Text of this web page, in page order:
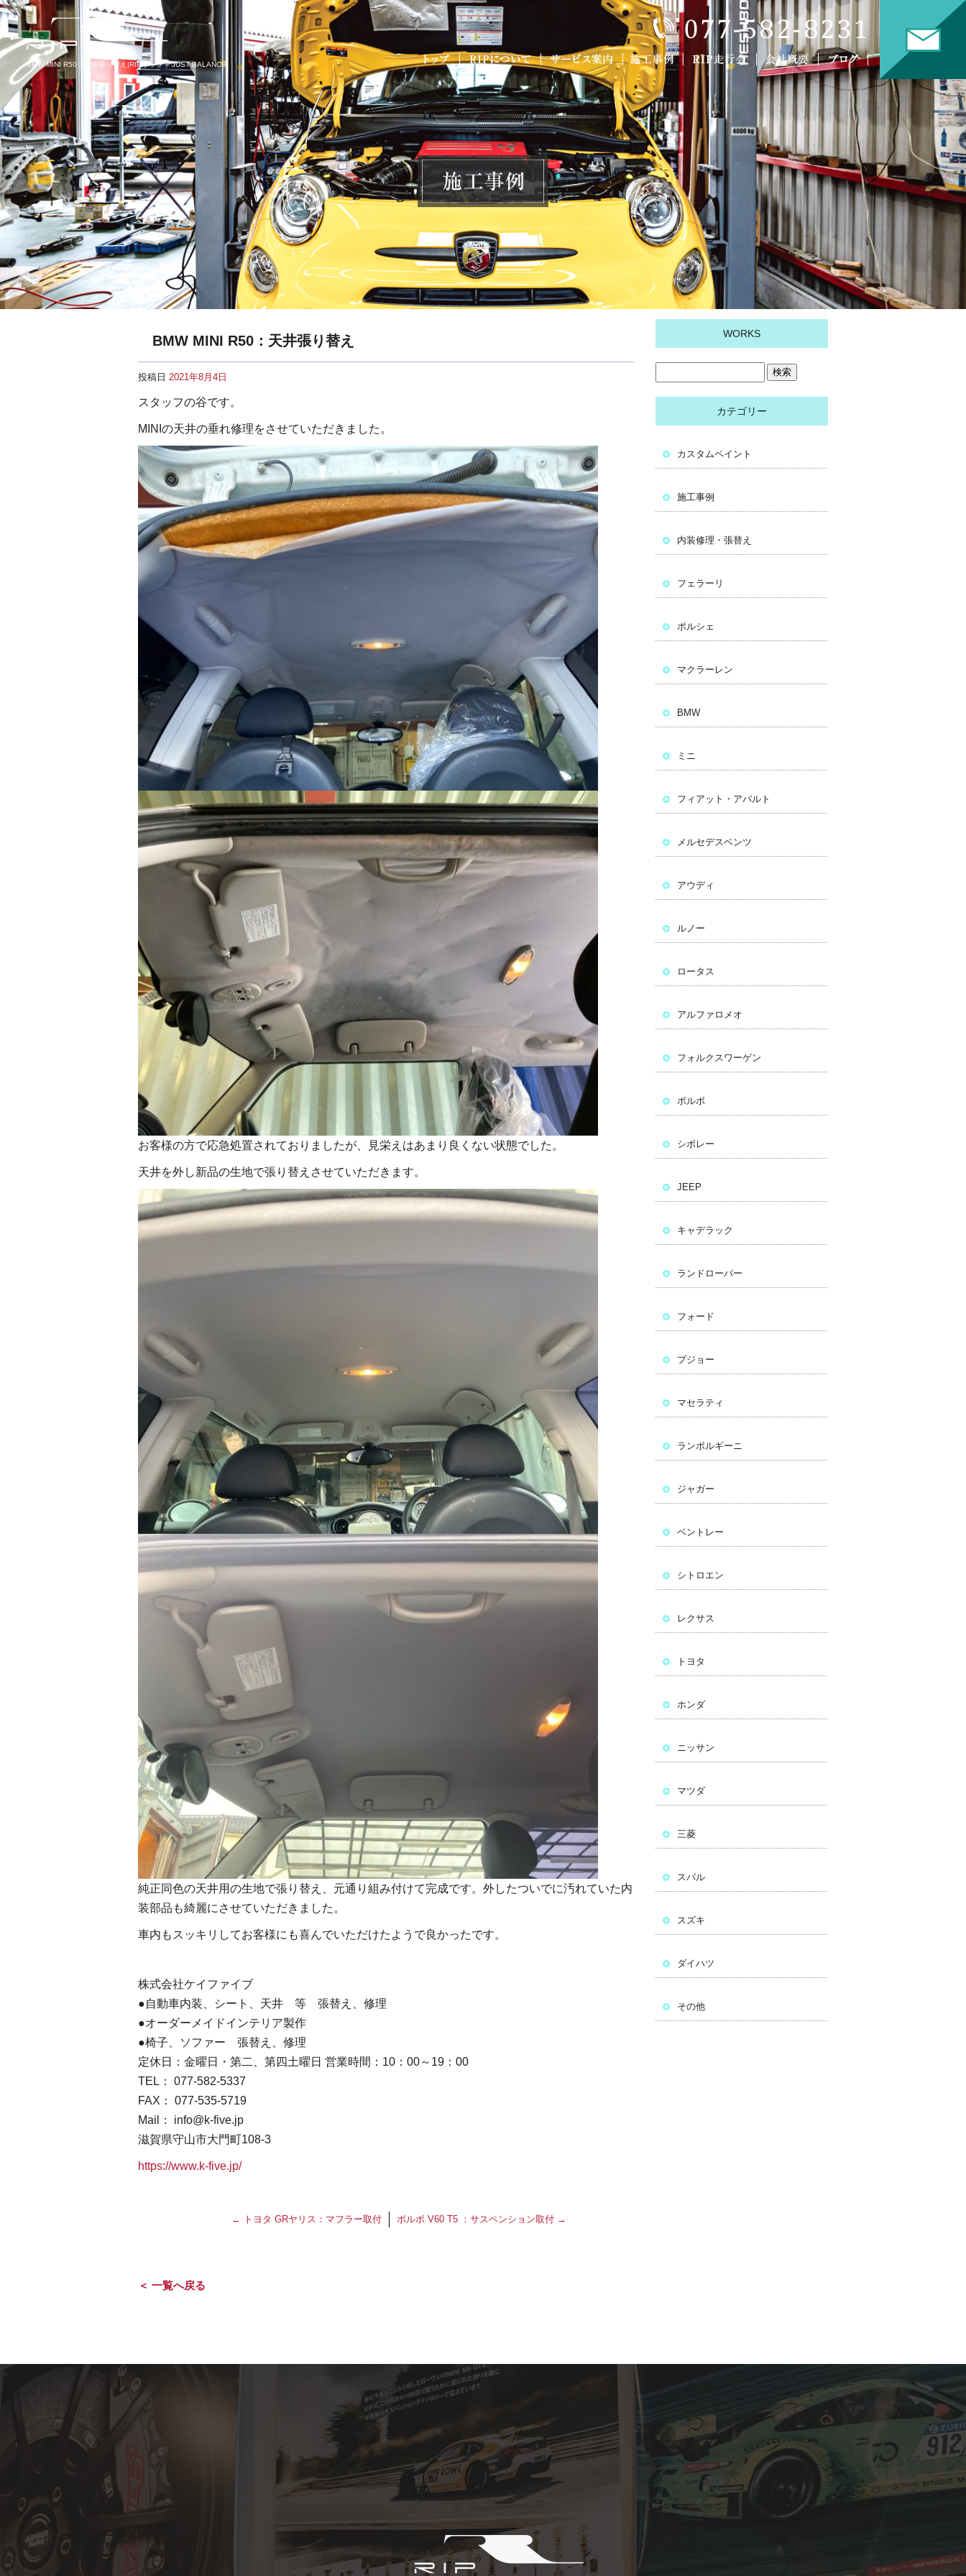
BMW MINI R50：天井張り替え|RIPリップ – JUST BALANCE
BMW MINI R50：天井張り替え
投稿日 2021年8月4日
スタッフの谷です。
MINIの天井の垂れ修理をさせていただきました。
お客様の方で応急処置されておりましたが、見栄えはあまり良くない状態でした。
天井を外し新品の生地で張り替えさせていただきます。
純正同色の天井用の生地で張り替え、元通り組み付けて完成です。外したついでに汚れていた内
装部品も綺麗にさせていただきました。
車内もスッキリしてお客様にも喜んでいただけたようで良かったです。
株式会社ケイファイブ
●自動車内装、シート、天井 等 張替え、修理
●オーダーメイドインテリア製作
●椅子、ソファー 張替え、修理
定休日：金曜日・第二、第四土曜日 営業時間：10：00～19：00
TEL： 077-582-5337
FAX： 077-535-5719
Mail： info@k-five.jp
滋賀県守山市大門町108-3
https://www.k-five.jp/
← トヨタ GRヤリス：マフラー取付 ボルボ V60 T5 ：サスペンション取付 →
＜ 一覧へ戻る
WORKS
カテゴリー
カスタムペイント
施工事例
内装修理・張替え
フェラーリ
ポルシェ
マクラーレン
BMW
ミニ
フィアット・アバルト
メルセデスベンツ
アウディ
ルノー
ロータス
アルファロメオ
フォルクスワーゲン
ボルボ
シボレー
JEEP
キャデラック
ランドローバー
フォード
プジョー
マセラティ
ランボルギーニ
ジャガー
ベントレー
シトロエン
レクサス
トヨタ
ホンダ
ニッサン
マツダ
三菱
スバル
スズキ
ダイハツ
その他